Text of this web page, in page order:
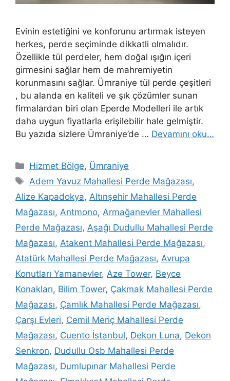
Evinin estetiğini ve konforunu artırmak isteyen
herkes, perde seçiminde dikkatli olmalıdır.
Özellikle tül perdeler, hem doğal ışığın içeri
girmesini sağlar hem de mahremiyetin
korunmasını sağlar. Ümraniye tül perde çeşitleri
, bu alanda en kaliteli ve şık çözümler sunan
firmalardan biri olan Eperde Modelleri ile artık
daha uygun fiyatlarla erişilebilir hale gelmiştir.
Bu yazıda sizlere Ümraniye’de … Devamını oku…
Hizmet Bölge, Ümraniye
Adem Yavuz Mahallesi Perde Mağazası,
Alize Kapadokya, Altınşehir Mahallesi Perde
Mağazası, Antmono, Armağanevler Mahallesi
Perde Mağazası, Aşağı Dudullu Mahallesi Perde
Mağazası, Atakent Mahallesi Perde Mağazası,
Atatürk Mahallesi Perde Mağazası, Avrupa
Konutları Yamanevler, Aze Tower, Beyce
Konakları, Bilim Tower, Çakmak Mahallesi Perde
Mağazası, Çamlık Mahallesi Perde Mağazası,
Çarşı Evleri, Cemil Meriç Mahallesi Perde
Mağazası, Cuento İstanbul, Dekon Luna, Dekon
Senkron, Dudullu Osb Mahallesi Perde
Mağazası, Dumlupınar Mahallesi Perde